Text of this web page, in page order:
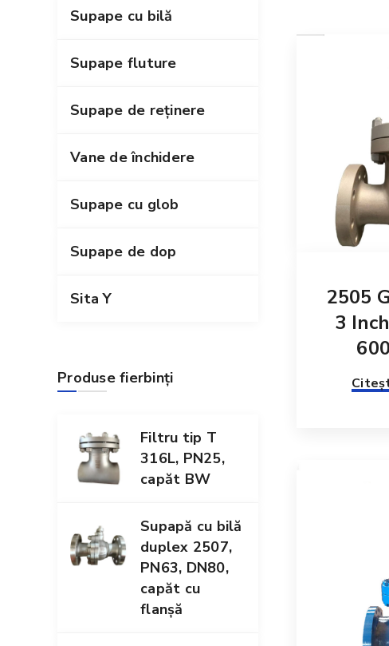
Supape cu bilă
Supape fluture
Supape de reținere
Vane de închidere
Supape cu glob
Supape de dop
Sita Y
Produse fierbinți
Filtru tip T
316L, PN25,
capăt BW
Supapă cu bilă
duplex 2507,
PN63, DN80,
capăt cu
flanșă
2505
3